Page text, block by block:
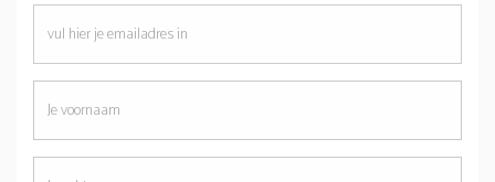
emailadres
Je
voornaam
Je